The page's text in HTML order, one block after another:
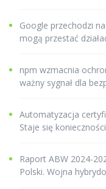
Google przechodzi
mogą przestać
npm wzmacnia
ważny sygnał dla
Automatyzacja
Staje się
Raport ABW 2024-
Polski. Wojna